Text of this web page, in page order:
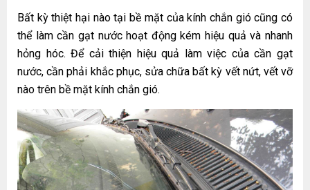
Bất kỳ thiệt hại nào tại bề mặt của kính chắn gió cũng có
thể làm cần gạt nước hoạt động kém hiệu quả và nhanh
hỏng hóc. Để cải thiện hiệu quả làm việc của cần gạt
nước, cần phải khắc phục, sửa chữa bất kỳ vết nứt, vết vỡ
nào trên bề mặt kính chắn gió.